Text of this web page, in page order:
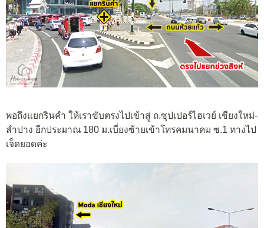
พอถึงแยกรินคำ ให้เราขับตรงไปเข้าสู่ ถ.ซุปเปอร์ไฮเวย์ เชียงใหม่-
ลำปาง อีกประมาณ 180 ม.เบี่ยงซ้ายเข้าโทรคมนาคม ซ.1 ทางไป
เจ็ดยอดค่ะ